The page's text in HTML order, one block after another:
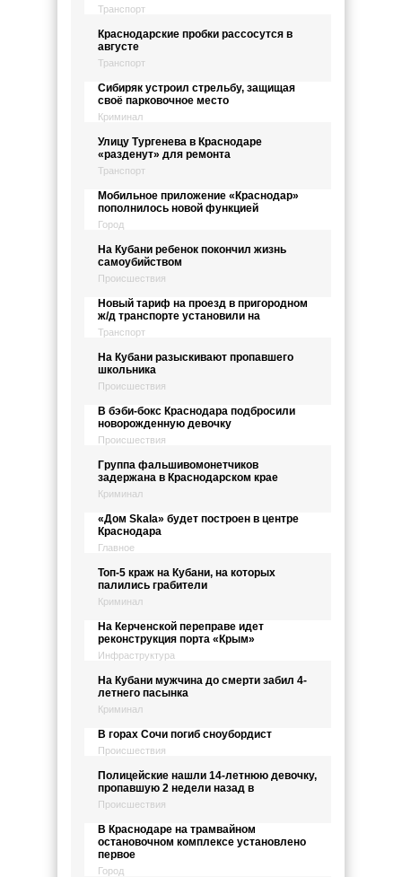
Транспорт
Краснодарские пробки рассосутся в
августе
Транспорт
Сибиряк устроил стрельбу, защищая
своё парковочное место
Криминал
Улицу Тургенева в Краснодаре
«разденут» для ремонта
Транспорт
Мобильное приложение «Краснодар»
пополнилось новой функцией
Город
На Кубани ребенок покончил жизнь
самоубийством
Происшествия
Новый тариф на проезд в пригородном
ж/д транспорте установили на
Транспорт
На Кубани разыскивают пропавшего
школьника
Происшествия
В бэби-бокс Краснодара подбросили
новорожденную девочку
Происшествия
Группа фальшивомонетчиков
задержана в Краснодарском крае
Криминал
«Дом Skala» будет построен в центре
Краснодара
Главное
Топ-5 краж на Кубани, на которых
палились грабители
Криминал
На Керченской переправе идет
реконструкция порта «Крым»
Инфраструктура
На Кубани мужчина до смерти забил 4-
летнего пасынка
Криминал
В горах Сочи погиб сноубордист
Происшествия
Полицейские нашли 14-летнюю девочку,
пропавшую 2 недели назад в
Происшествия
В Краснодаре на трамвайном
остановочном комплексе установлено
первое
Город